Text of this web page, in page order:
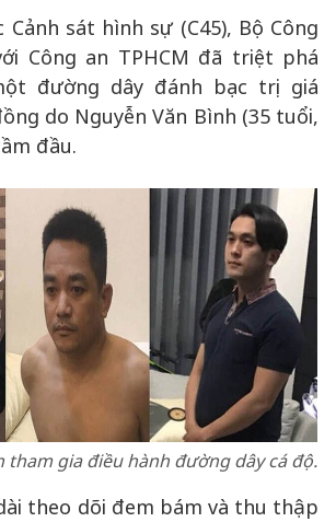
Cảnh sát hình sự (C45), Bộ Công
Công an TPHCM đã triệt phá
đường dây đánh bạc trị giá
do Nguyễn Văn Bình (35 tuổi,
đầu.
tham gia điều hành đường dây cá độ.
theo dõi đem bám và thu thập